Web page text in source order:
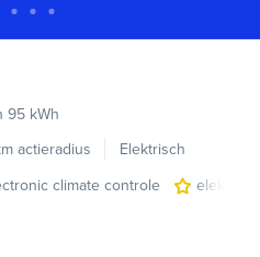
95 kWh
actieradius
Elektrisch
climate controle